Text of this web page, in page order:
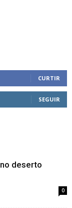
CURTIR
SEGUIR
deserto
0